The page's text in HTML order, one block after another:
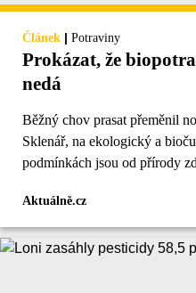
Článek | Potraviny
Prokázat, že
nedá
Běžný chov prasat přeměnil
Sklenář, na ekologický a
podmínkách jsou od přírody
Aktuálně.cz